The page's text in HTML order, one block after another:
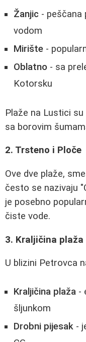
Žanjic -
vodom
Mirište -
Oblatno - sa
Kotorsku
Plaže na Lustici
sa borovim
2. Trsteno i Ploče
Ove dve plaže,
često se nazivaju
je posebno
čiste vode.
3. Kraljičina
U blizini Petrovca
Kraljičina plaža -
šljunkom
Drobni pijesak -